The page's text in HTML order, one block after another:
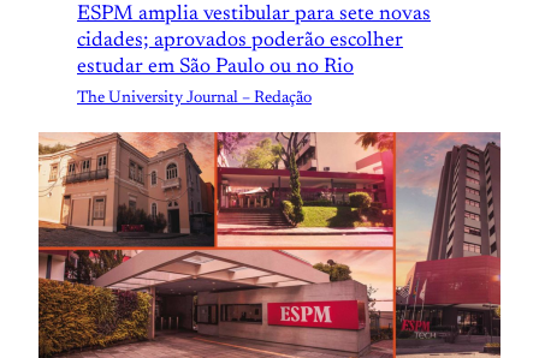
ESPM amplia vestibular para sete novas
cidades; aprovados poderão escolher
estudar em São Paulo ou no Rio
The University Journal – Redação